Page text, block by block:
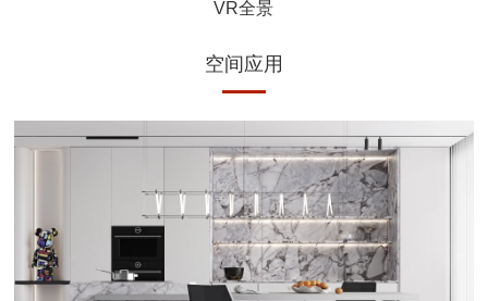
VR全景
空间应用